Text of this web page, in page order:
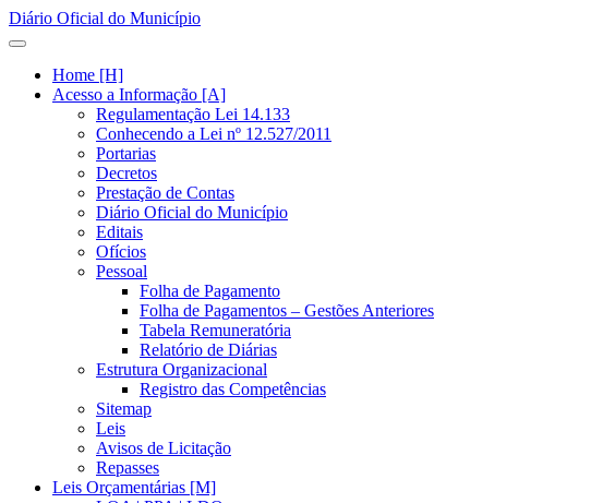
Diário Oficial do Município
Home [H]
Acesso a Informação [A]
Regulamentação Lei 14.133
Conhecendo a Lei nº 12.527/2011
Portarias
Decretos
Prestação de Contas
Diário Oficial do Município
Editais
Ofícios
Pessoal
Folha de Pagamento
Folha de Pagamentos – Gestões Anteriores
Tabela Remuneratória
Relatório de Diárias
Estrutura Organizacional
Registro das Competências
Sitemap
Leis
Avisos de Licitação
Repasses
Leis Orçamentárias [M]